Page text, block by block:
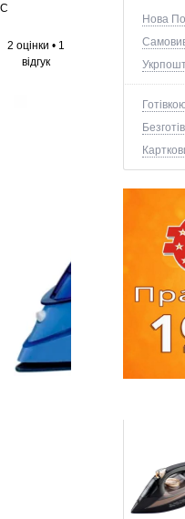
Нова
C
2 оцінки • 1
відгук